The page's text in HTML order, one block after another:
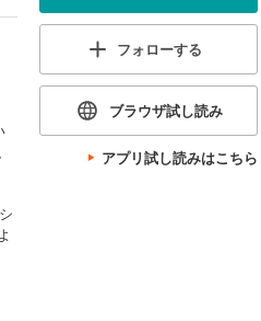
フォローする
ブラウザ試し読み
アプリ試し読みはこちら